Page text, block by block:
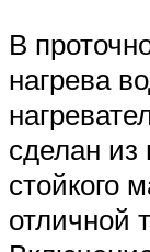
В
нагрева
сделан
стойкого
отличной